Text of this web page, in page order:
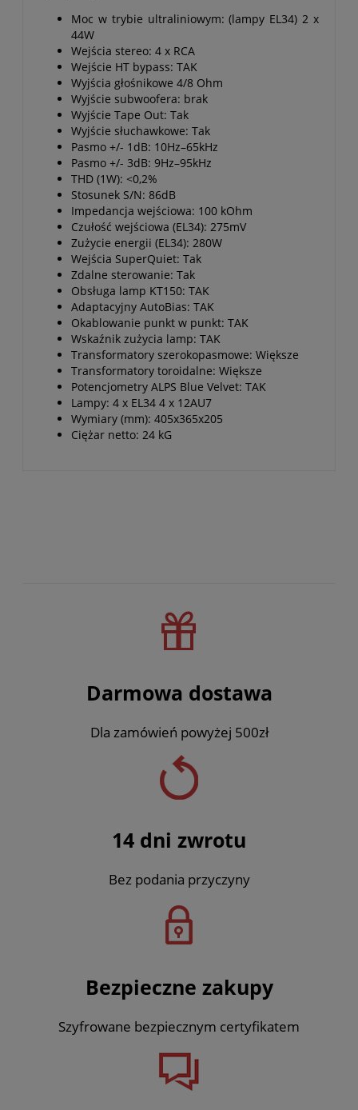
Moc w trybie ultraliniowym: (lampy EL34) 2 x
44W
Wejścia stereo: 4 x RCA
Wejście HT bypass: TAK
Wyjścia głośnikowe 4/8 Ohm
Wyjście subwoofera: brak
Wyjście Tape Out: Tak
Wyjście słuchawkowe: Tak
Pasmo +/- 1dB: 10Hz–65kHz
Pasmo +/- 3dB: 9Hz–95kHz
THD (1W): <0,2%
Stosunek S/N: 86dB
Impedancja wejściowa: 100 kOhm
Czułość wejściowa (EL34): 275mV
Zużycie energii (EL34): 280W
Wejścia SuperQuiet: Tak
Zdalne sterowanie: Tak
Obsługa lamp KT150: TAK
Adaptacyjny AutoBias: TAK
Okablowanie punkt w punkt: TAK
Wskaźnik zużycia lamp: TAK
Transformatory szerokopasmowe: Większe
Transformatory toroidalne: Większe
Potencjometry ALPS Blue Velvet: TAK
Lampy: 4 x EL34 4 x 12AU7
Wymiary (mm): 405x365x205
Ciężar netto: 24 kG
Darmowa dostawa
Dla zamówień powyżej 500zł
14 dni zwrotu
Bez podania przyczyny
Bezpieczne zakupy
Szyfrowane bezpiecznym certyfikatem